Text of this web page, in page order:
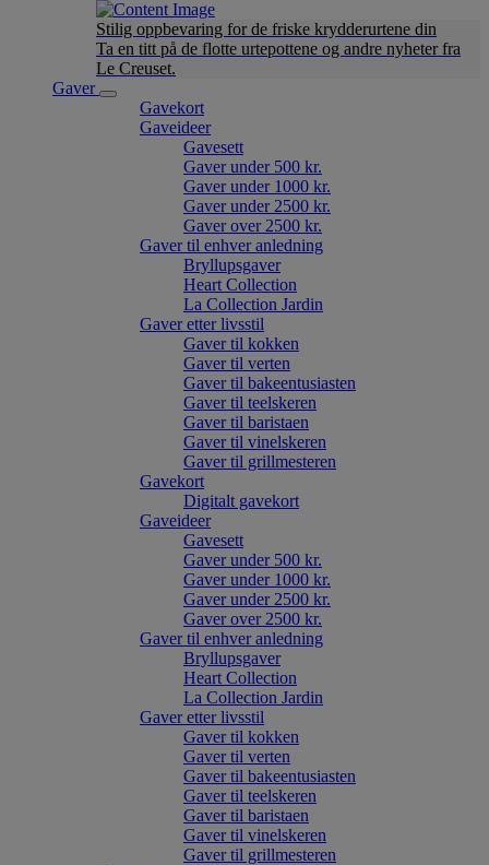
Stilig oppbevaring for de friske krydderurtene din
Ta en titt på de flotte urtepottene og andre nyheter fra
Le Creuset.
Gaver
Gavekort
Gaveideer
Gavesett
Gaver under 500 kr.
Gaver under 1000 kr.
Gaver under 2500 kr.
Gaver over 2500 kr.
Gaver til enhver anledning
Bryllupsgaver
Heart Collection
La Collection Jardin
Gaver etter livsstil
Gaver til kokken
Gaver til verten
Gaver til bakeentusiasten
Gaver til teelskeren
Gaver til baristaen
Gaver til vinelskeren
Gaver til grillmesteren
Gavekort
Digitalt gavekort
Gaveideer
Gavesett
Gaver under 500 kr.
Gaver under 1000 kr.
Gaver under 2500 kr.
Gaver over 2500 kr.
Gaver til enhver anledning
Bryllupsgaver
Heart Collection
La Collection Jardin
Gaver etter livsstil
Gaver til kokken
Gaver til verten
Gaver til bakeentusiasten
Gaver til teelskeren
Gaver til baristaen
Gaver til vinelskeren
Gaver til grillmesteren